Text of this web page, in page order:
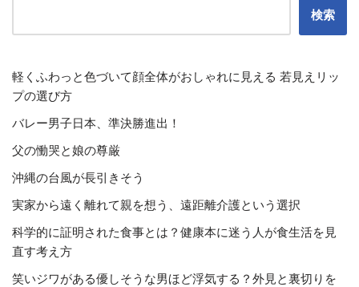
検索
軽くふわっと色づいて顔全体がおしゃれに見える 若見えリッ
プの選び方
バレー男子日本、準決勝進出！
父の慟哭と娘の尊厳
沖縄の台風が長引きそう
実家から遠く離れて親を想う、遠距離介護という選択
科学的に証明された食事とは？健康本に迷う人が食生活を見
直す考え方
笑いジワがある優しそうな男ほど浮気する？外見と裏切りを